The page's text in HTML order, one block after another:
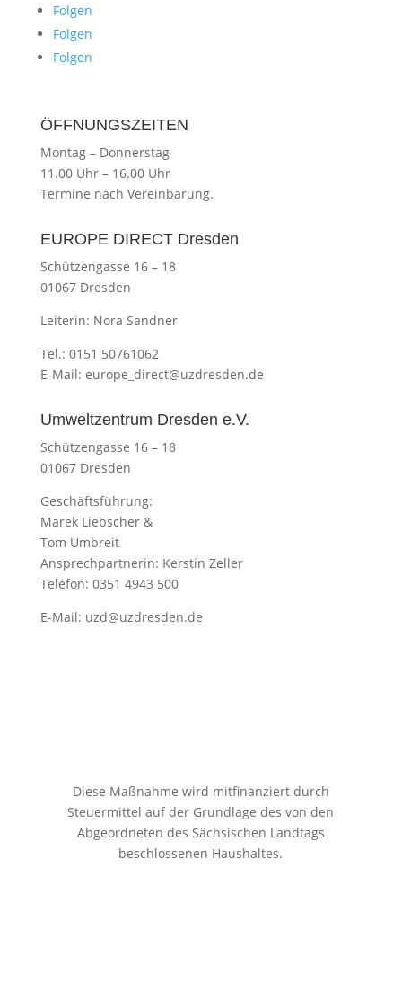
Folgen
Folgen
Folgen
ÖFFNUNGSZEITEN
Montag –Donnerstag
11.00 Uhr –16.00 Uhr
Termine nach Vereinbarung.
EUROPE DIRECT Dresden
Schützengasse 16 – 18
01067 Dresden
Leiterin: Nora Sandner
Tel.: 0151 50761062
E-Mail: europe_direct@uzdresden.de
Umweltzentrum Dresden e.V.
Schützengasse 16 – 18
01067 Dresden
Geschäftsführung:
Marek Liebscher &
Tom Umbreit
Ansprechpartnerin: Kerstin Zeller
Telefon: 0351 4943 500
E-Mail: uzd@uzdresden.de
Diese Maßnahme wird mitfinanziert durch
Steuermittel auf der Grundlage des von den
Abgeordneten des Sächsischen Landtags
beschlossenen Haushaltes.